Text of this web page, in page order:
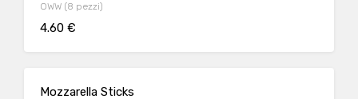
OWW (8 pezzi)
4.60 €
Mozzarella Sticks